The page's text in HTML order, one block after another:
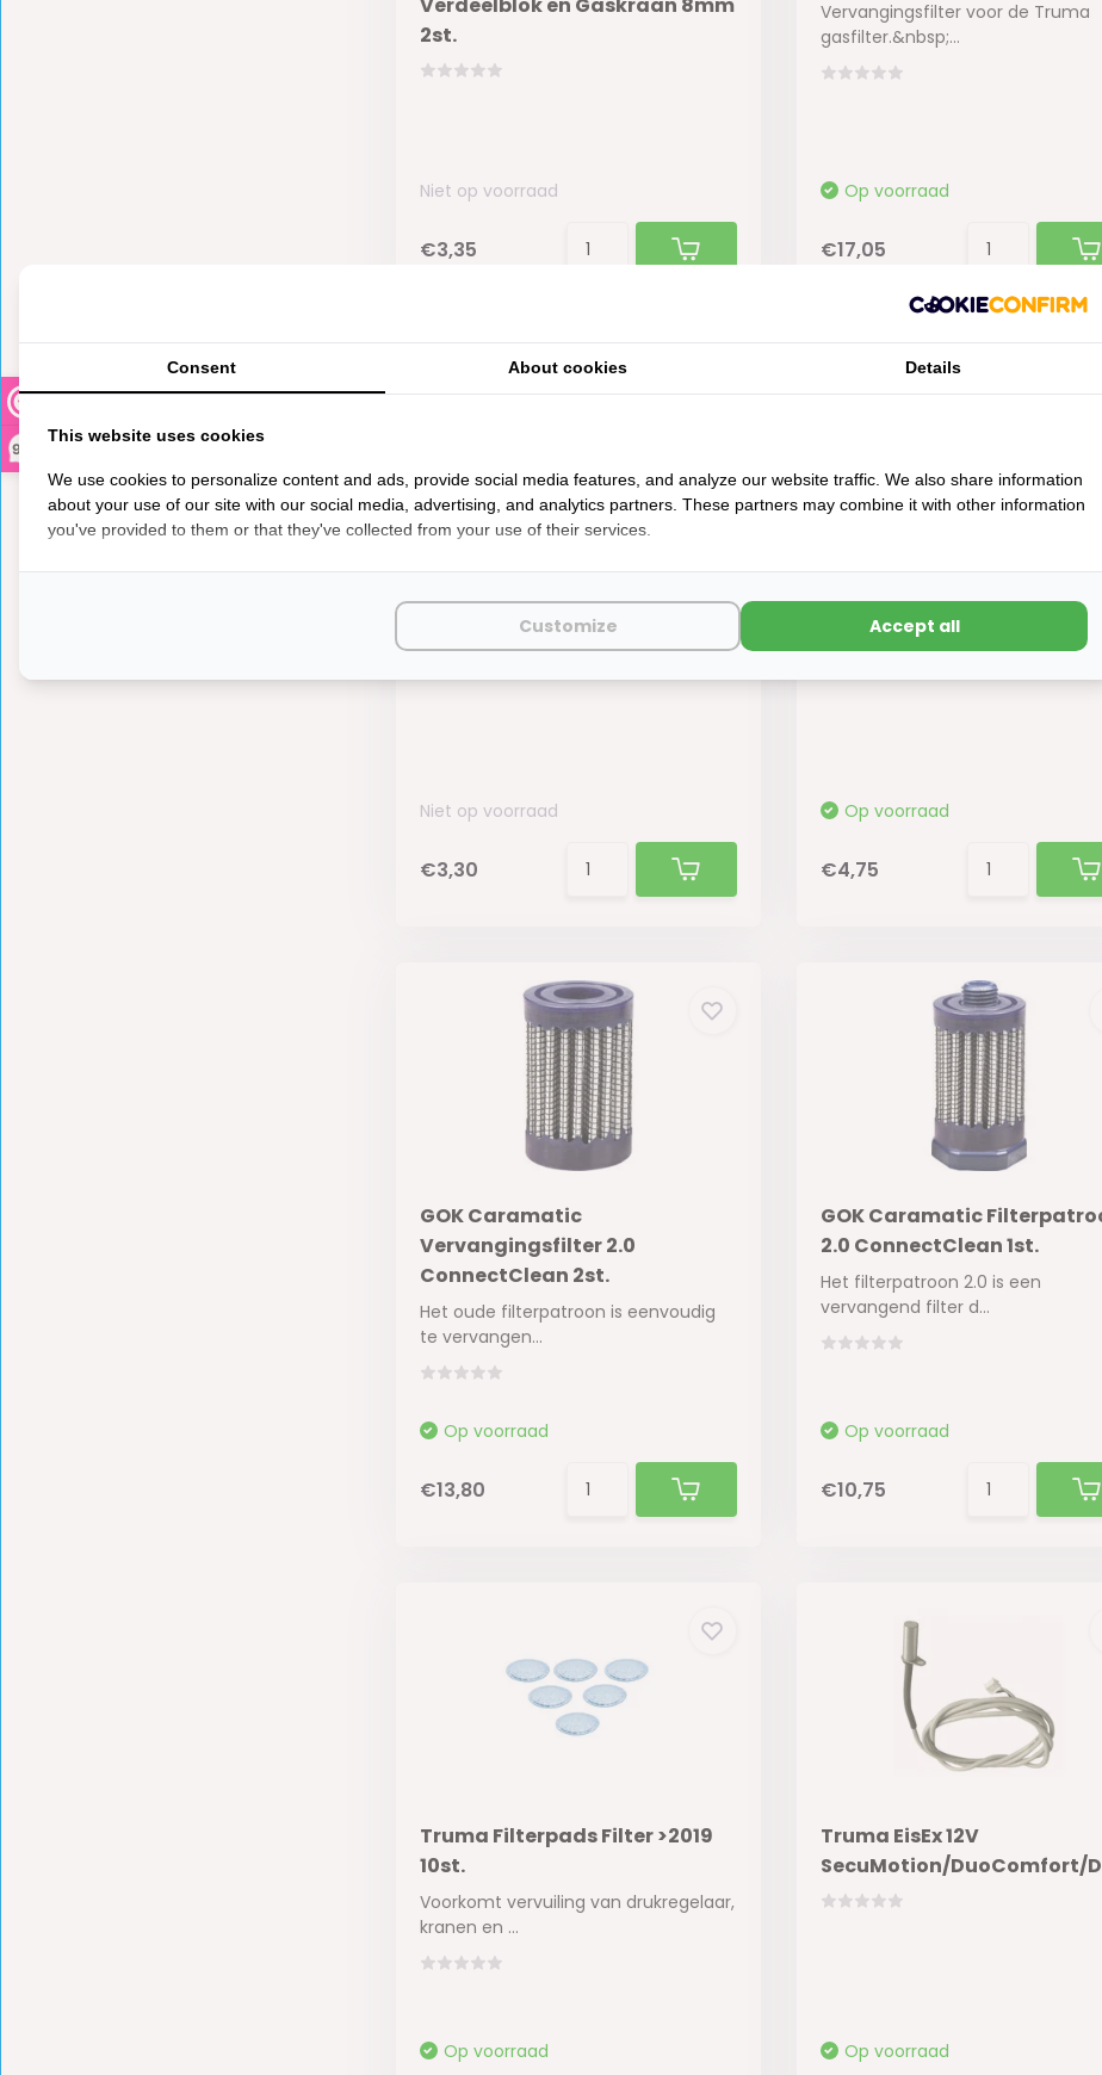
9,3
2st.
Niet op voorraad
€3,35
Vervangingsfilter voor de Truma
gasfilter.&nbsp;...
Op voorraad
€17,05
GOK Snijring Conisch Messing
Niet op voorraad
€3,30
GOK Rubber Drukregelaar
Universeel 4st.
Op voorraad
€4,75
GOK Caramatic
Vervangingsfilter 2.0
ConnectClean 2st.
Het oude filterpatroon is eenvoudig
te vervangen...
Op voorraad
€13,80
GOK Caramatic
2.0 ConnectClean 1st.
Het filterpatroon 2.0 is een
vervangend filter d...
Op voorraad
€10,75
Truma Filterpads Filter >2019
10st.
Voorkomt vervuiling van drukregelaar,
kranen en ...
Op voorraad
Truma EisEx 12V
SecuMotion/DuoComfort/
Op voorraad
Consent About cookies Details
This website uses cookies
We use cookies to personalize content and ads, provide social media features, and analyze our website traffic. We also share information
about your use of our site with our social media, advertising, and analytics partners. These partners may combine it with other information
you've provided to them or that they've collected from your use of their services.
Customize Accept all